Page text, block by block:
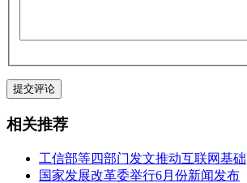
相关推荐
工信部等四部门发文推动互联网基础
国家发展改革委举行6月份新闻发布